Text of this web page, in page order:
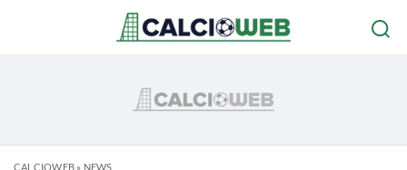
CALCIOWEB» NEWS